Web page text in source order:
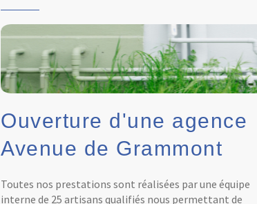
Ouverture d'une agence
Avenue de Grammont
Toutes nos prestations sont réalisées par une équipe
interne de 25 artisans qualifiés nous permettant de